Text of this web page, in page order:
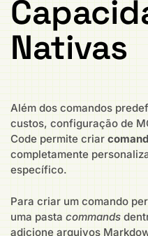
Nativas
Além dos comandos
custos, configuração de
Code permite criar
completamente
específico.
Para criar um comando
uma pasta commands
adicione arquivos